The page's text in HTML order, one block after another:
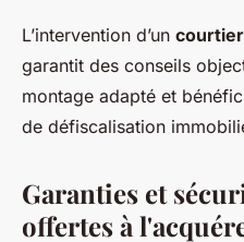
L’intervention d’un
garantit des conseils
montage adapté et
de défiscalisation
Garanties et
offertes à